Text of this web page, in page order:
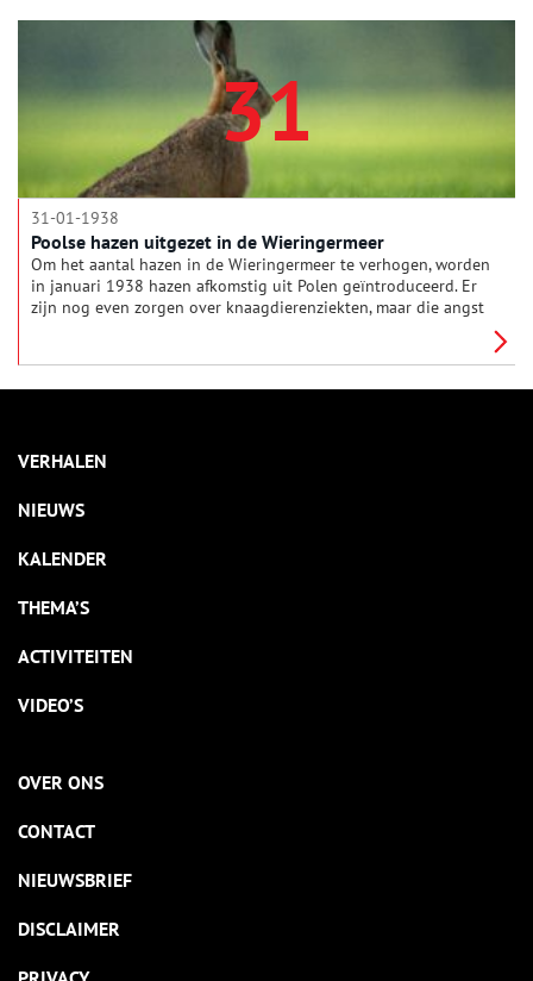
31
31-01-1938
Poolse hazen uitgezet in de Wieringermeer
Om het aantal hazen in de Wieringermeer te verhogen, worden
in januari 1938 hazen afkomstig uit Polen geïntroduceerd. Er
zijn nog even zorgen over knaagdierenziekten, maar die angst
VERHALEN
NIEUWS
KALENDER
THEMA’S
ACTIVITEITEN
VIDEO’S
OVER ONS
CONTACT
NIEUWSBRIEF
DISCLAIMER